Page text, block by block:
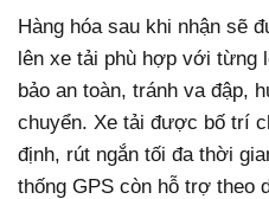
Hàng hóa sau khi nhận sẽ
lên xe tải phù hợp với từng
bảo an toàn, tránh va đập,
chuyển. Xe tải được bố trí
định, rút ngắn tối đa thời
thống GPS còn hỗ trợ theo